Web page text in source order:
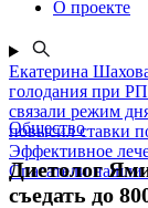
О проекте
Екатерина
голодания при
связали режим
повысил ставки
Эффективное
Спасатели
Общество
Диетолог
съедать до